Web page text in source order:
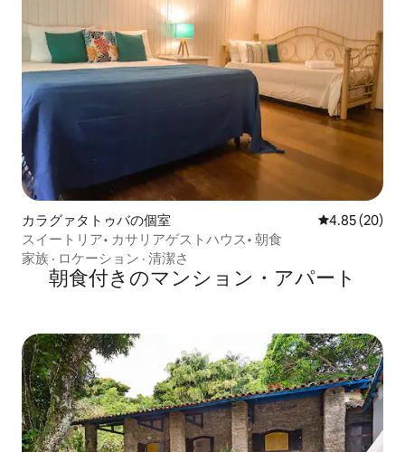
カラグァタトゥバの個室 レビュー20
4.85 (20)
スイートリア• カサリアゲストハウス• 朝食
家族 · ロケーション · 清潔さ
朝食付きのマンション・アパート